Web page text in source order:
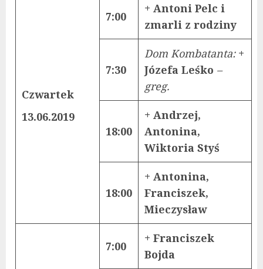
Czwartek
13.06.2019
7:00
+ Antoni Pelc i
zmarli z rodziny
7:30
Dom Kombatanta: +
Józefa Leśko –
greg.
18:00
+ Andrzej,
Antonina,
Wiktoria Styś
18:00
+ Antonina,
Franciszek,
Mieczysław
7:00
+ Franciszek
Bojda